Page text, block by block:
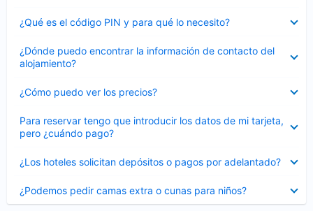
¿Qué es el código PIN y para qué lo necesito?
cerrado
¿Dónde puedo encontrar la información de contacto del
alojamiento?
cerrado
¿Cómo puedo ver los precios?
cerrado
Para reservar tengo que introducir los datos de mi tarjeta,
pero ¿cuándo pago?
cerrado
¿Los hoteles solicitan depósitos o pagos por adelantado?
cerrado
¿Podemos pedir camas extra o cunas para niños?
cerrado